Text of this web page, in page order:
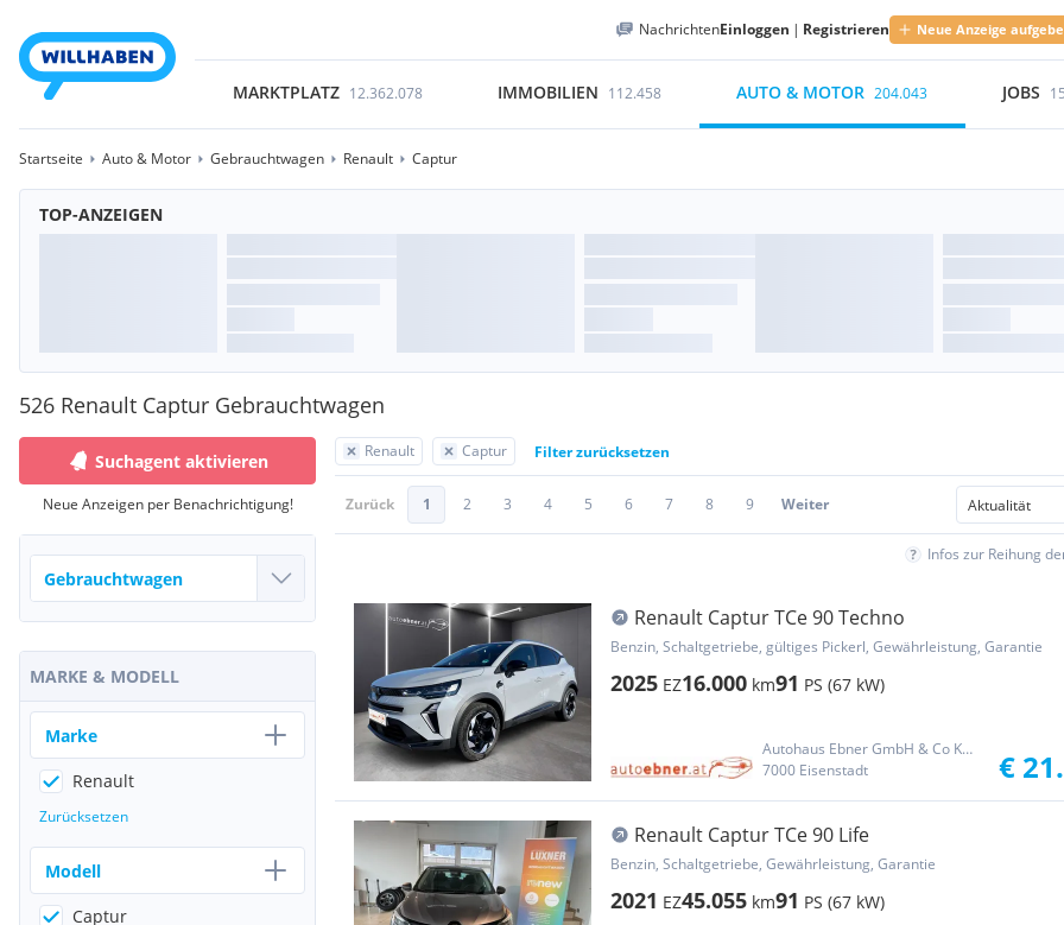
NachrichtenEinloggen | Registrieren Neue Anzeige
MARKTPLATZ 12.362.078 IMMOBILIEN 112.458 AUTO & MOTOR 204.043 JOBS
Startseite Auto & Motor Gebrauchtwagen Renault Captur
TOP-ANZEIGEN
526 Renault Captur Gebrauchtwagen
Renault Captur Filter zurücksetzen
Zurück 1 2 3 4 5 6 7 8 9 Weiter
Infos zur Reihung
Renault Captur TCe 90 Techno
Benzin, Schaltgetriebe, gültiges Pickerl, Gewährleistung, Garantie
2025 EZ16.000 km91 PS (67 kW)
Autohaus Ebner GmbH & Co KG Group
7000 Eisenstadt
€
Renault Captur TCe 90 Life
Benzin, Schaltgetriebe, Gewährleistung, Garantie
2021 EZ45.055 km91 PS (67 kW)
Suchagent aktivieren
Neue Anzeigen per Benachrichtigung!
MARKE & MODELL
Marke
Renault
Zurücksetzen
Modell
Captur